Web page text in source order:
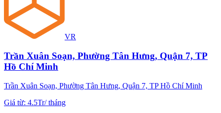
VR
Trần Xuân Soạn, Phường Tân Hưng, Quận 7, TP
Hồ Chí Minh
Trần Xuân Soạn, Phường Tân Hưng, Quận 7, TP Hồ Chí Minh
Giá từ: 4.5Tr/tháng